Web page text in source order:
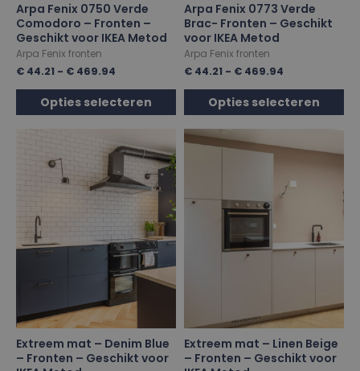
Arpa Fenix 0750 Verde
Comodoro – Fronten –
Geschikt voor IKEA Metod
Arpa Fenix fronten
€ 44.21 - € 469.94
Opties selecteren
Arpa Fenix 0773 Verde
Brac- Fronten – Geschikt
voor IKEA Metod
Arpa Fenix fronten
€ 44.21 - € 469.94
Opties selecteren
Extreem mat – Denim Blue
– Fronten – Geschikt voor
Extreem mat – Linen Beige
– Fronten – Geschikt voor